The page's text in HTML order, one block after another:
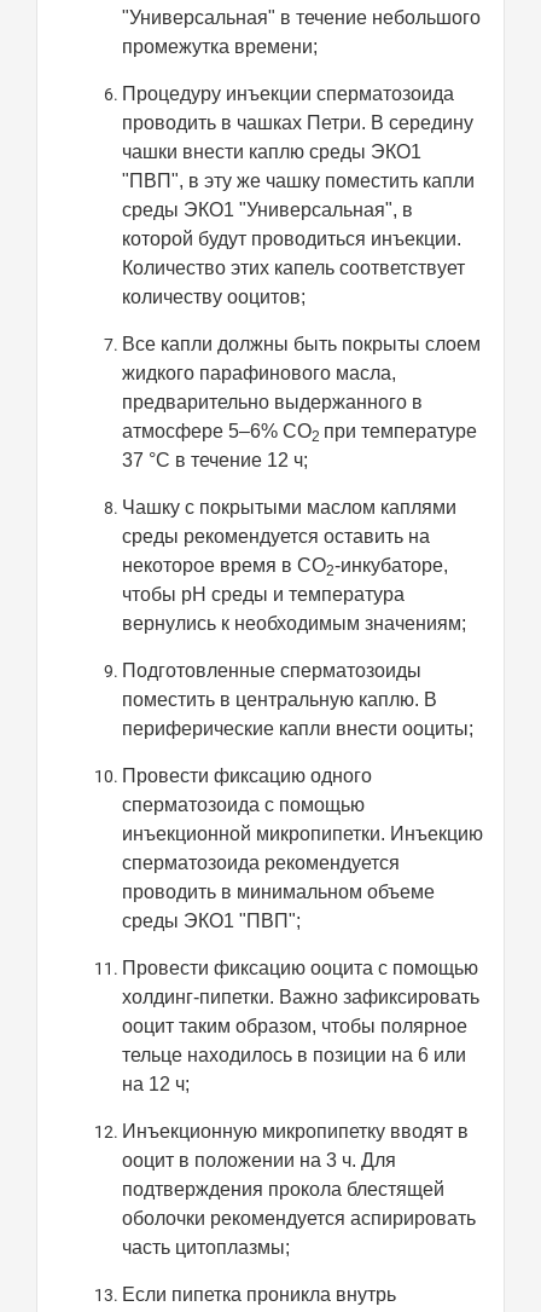
"Универсальная" в течение небольшого
промежутка времени;
Процедуру инъекции сперматозоида
проводить в чашках Петри. В середину
чашки внести каплю среды ЭКО1
"ПВП", в эту же чашку поместить капли
среды ЭКО1 "Универсальная", в
которой будут проводиться инъекции.
Количество этих капель соответствует
количеству ооцитов;
Все капли должны быть покрыты слоем
жидкого парафинового масла,
предварительно выдержанного в
атмосфере 5–6% СО2 при температуре
37 °С в течение 12 ч;
Чашку с покрытыми маслом каплями
среды рекомендуется оставить на
некоторое время в СО2-инкубаторе,
чтобы рН среды и температура
вернулись к необходимым значениям;
Подготовленные сперматозоиды
поместить в центральную каплю. В
периферические капли внести ооциты;
Провести фиксацию одного
сперматозоида с помощью
инъекционной микропипетки. Инъекцию
сперматозоида рекомендуется
проводить в минимальном объеме
среды ЭКО1 "ПВП";
Провести фиксацию ооцита с помощью
холдинг-пипетки. Важно зафиксировать
ооцит таким образом, чтобы полярное
тельце находилось в позиции на 6 или
на 12 ч;
Инъекционную микропипетку вводят в
ооцит в положении на 3 ч. Для
подтверждения прокола блестящей
оболочки рекомендуется аспирировать
часть цитоплазмы;
Если пипетка проникла внутрь